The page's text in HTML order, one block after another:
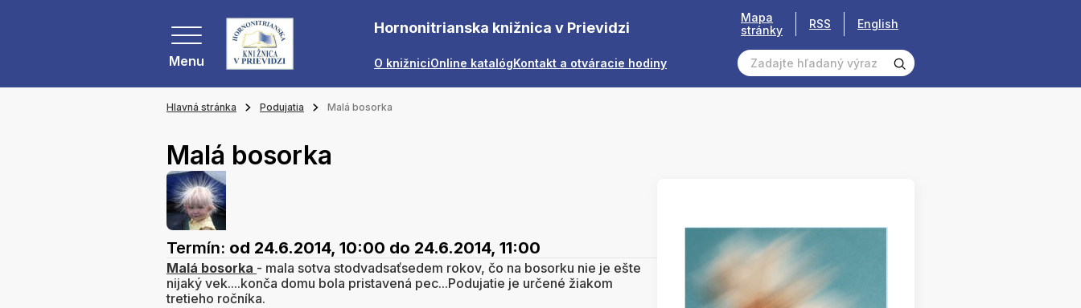
Menu
Hornonitrianska knižnica v Prievidzi
O knižniciOnline katalógKontakt a otváracie hodiny
Mapa
stránky
RSS English
Hlavná stránka Podujatia Malá bosorka
Malá bosorka
Termín: od 24.6.2014, 10:00 do 24.6.2014, 11:00
Malá bosorka - mala sotva stodvadsaťsedem rokov, čo na bosorku nie je ešte
nijaký vek....konča domu bola pristavená pec...Podujatie je určené žiakom
tretieho ročníka.